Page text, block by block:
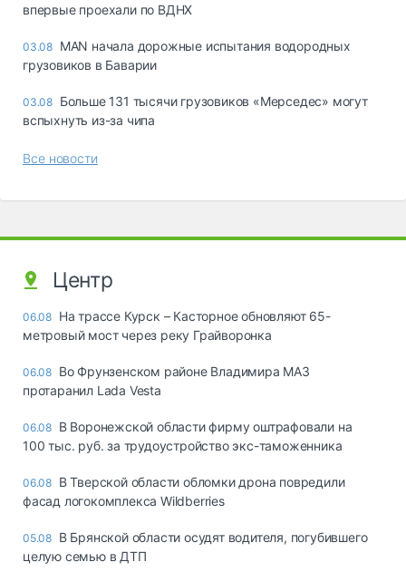
впервые проехали по ВДНХ
03.08 MAN начала дорожные испытания водородных
грузовиков в Баварии
03.08 Больше 131 тысячи грузовиков «Мерседес» могут
вспыхнуть из-за чипа
Все новости
Центр
06.08 На трассе Курск – Касторное обновляют 65-
метровый мост через реку Грайворонка
06.08 Во Фрунзенском районе Владимира МАЗ
протаранил Lada Vesta
06.08 В Воронежской области фирму оштрафовали на
100 тыс. руб. за трудоустройство экс-таможенника
06.08 В Тверской области обломки дрона повредили
фасад логокомплекса Wildberries
05.08 В Брянской области осудят водителя, погубившего
целую семью в ДТП